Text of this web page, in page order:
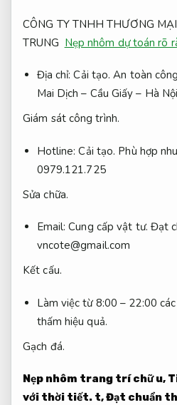
CÔNG TY TNHH THƯƠNG
TRUNG Nẹp nhôm dự toán rõ
Địa chỉ:Cải tạo. An toàn
Mai Dịch – Cầu Giấy – Hà Nội
Giám sát công trình.
Hotline:Cải tạo. Phù hợp
0979.121.725
Sửa chữa.
Email:Cung cấp vật tư. Đạt
vncote@gmail.com
Kết cấu.
Làm việc từ 8:00 – 22:00
thấm hiệu quả.
Gạch đá.
Nẹp nhôm trang trí chữ u,
với thời tiết. t,Đạt chuẩn